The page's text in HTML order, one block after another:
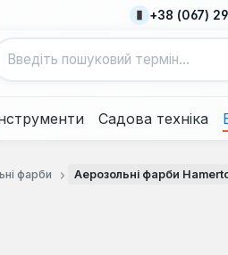
+38 (067)
Садова техніка
фарби Аерозольні фарби